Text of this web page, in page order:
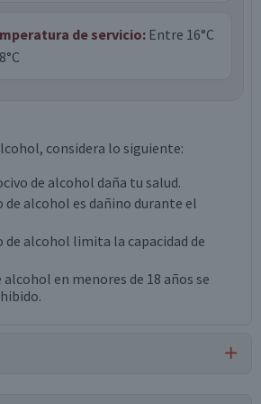
de servicio: Entre 16°C
considera lo siguiente:
de alcohol daña tu salud.
de alcohol es dañino durante el
de alcohol limita la capacidad de
alcohol en menores de 18 años se